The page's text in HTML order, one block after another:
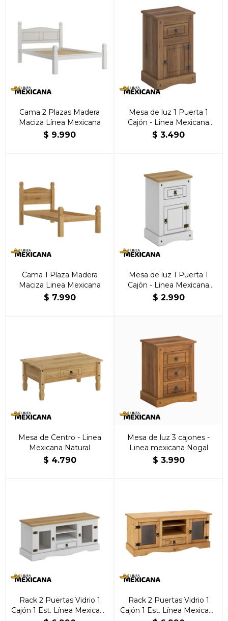
Cama 2 Plazas Madera
Maciza Línea Mexicana
$ 9.990
Mesa de luz 1 Puerta 1
Cajón - Linea Mexicana
Nogal
$ 3.490
Cama 1 Plaza Madera
Maciza Linea Mexicana
$ 7.990
Mesa de luz 1 Puerta 1
Cajón - Linea Mexicana
Blanco
$ 2.990
Mesa de Centro - Linea
Mexicana Natural
$ 4.790
Mesa de luz 3 cajones -
Linea mexicana Nogal
$ 3.990
Rack 2 Puertas Vidrio 1
Cajón 1 Est. Línea Mexicana
Rack 2 Puertas Vidrio 1
Cajón 1 Est. Línea Mexicana